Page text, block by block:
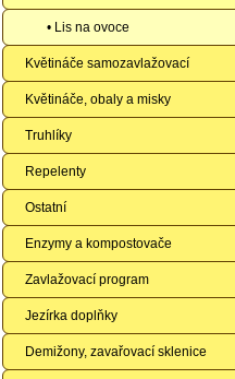
• Lis na ovoce
Květináče samozavlažovací
Květináče, obaly a misky
Truhlíky
Repelenty
Ostatní
Enzymy a kompostovače
Zavlažovací program
Jezírka doplňky
Demižony, zavařovací sklenice